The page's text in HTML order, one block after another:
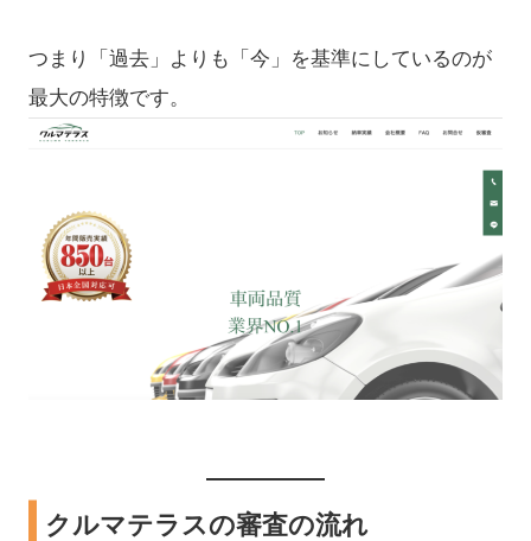
つまり「過去」よりも「今」を基準にしているのが
最大の特徴です。
クルマテラスの審査の流れ